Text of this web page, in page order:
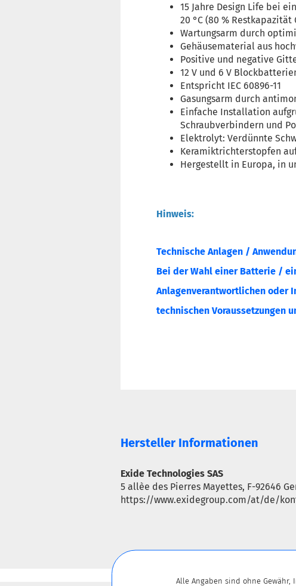
15 Jahre Design Life bei
20 °C (80 % Restkapazität
Wartungsarm durch
Gehäusematerial aus
Positive und negative
12 V und 6 V
Entspricht IEC 60896-11
Gasungsarm durch
Einfache Installation
Schraubverbindern und
Elektrolyt: Verdünnte
Keramiktrichterstopfen
Hergestellt in Europa, in
Hinweis:
Technische Anlagen /
Bei der Wahl einer Batterie /
Anlagenverantwortlichen oder
technischen Voraussetzungen
Hersteller Informationen
Exide Technologies SAS
5 allèe des Pierres Mayettes, F-92646
https://www.exidegroup.com/at/de/
Für weitere Informationen besuchen
Alle Angaben sind ohne